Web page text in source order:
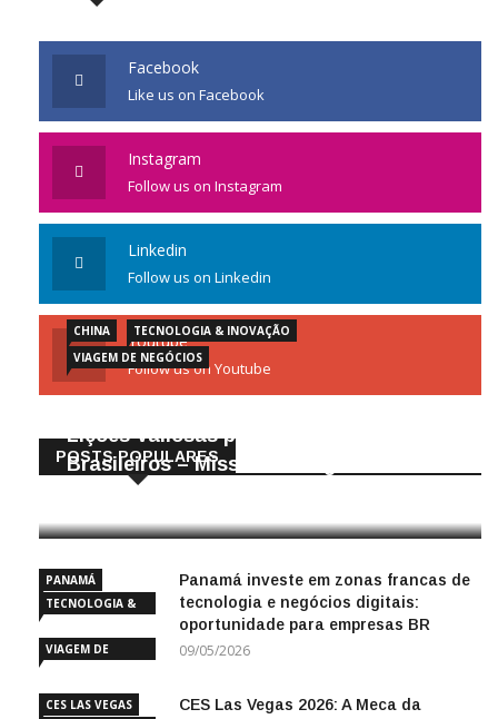
Facebook
Like us on Facebook
Instagram
Follow us on Instagram
Linkedin
Follow us on Linkedin
Youtube
Follow us on Youtube
POSTS POPULARES
CHINA
TECNOLOGIA & INOVAÇÃO
VIAGEM DE NEGÓCIOS
Lições Valiosas para Empresários
Brasileiros – Missão de Negócios China
PANAMÁ
TECNOLOGIA &
VIAGEM DE
Panamá investe em zonas francas de
tecnologia e negócios digitais:
oportunidade para empresas BR
09/05/2026
CES LAS VEGAS
CES Las Vegas 2026: A Meca da